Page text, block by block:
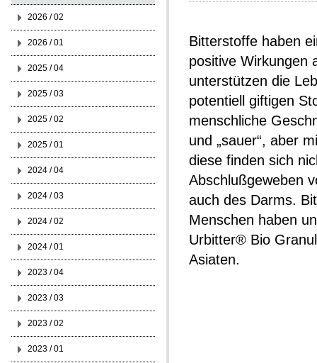
Bitterstoffe haben
positive Wirkungen
unterstützen die
potentiell giftigen
menschliche
und „sauer“, aber
diese finden sich
Abschlußgeweben
auch des Darms.
Menschen haben
Urbitter® Bio
Asiaten.
2026 / 02
2026 / 01
2025 / 04
2025 / 03
2025 / 02
2025 / 01
2024 / 04
2024 / 03
2024 / 02
2024 / 01
2023 / 04
2023 / 03
2023 / 02
2023 / 01